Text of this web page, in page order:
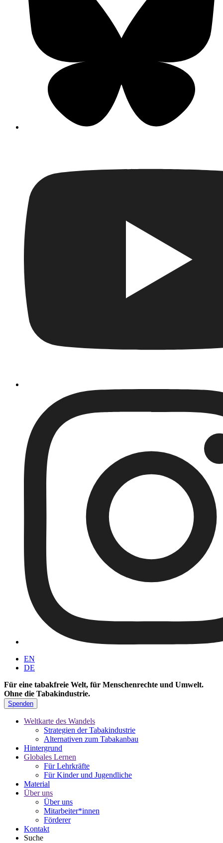
EN
DE
Für eine tabakfreie Welt, für Menschenrechte und Umwelt.
Ohne die Tabakindustrie.
Spenden
Weltkarte des Wandels
Strategien der Tabakindustrie
Alternativen zum Tabakanbau
Hintergrund
Globales Lernen
Für Lehrkräfte
Für Kinder und Jugendliche
Material
Über uns
Über uns
Mitarbeiter*innen
Förderer
Kontakt
Suche